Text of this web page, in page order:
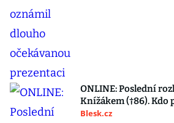
ONLINE: Poslední
Knížákem (†86). Kdo
Blesk.cz